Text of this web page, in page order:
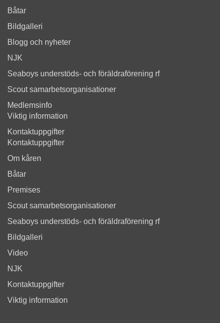
Båtar
Bildgalleri
Blogg och nyheter
NJK
Seaboys understöds- och föräldraförening rf
Scout samarbetsorganisationer
Medlemsinfo
Viktig information
Kontaktuppgifter
Kontaktuppgifter
Om kåren
Båtar
Premises
Scout samarbetsorganisationer
Seaboys understöds- och föräldraförening rf
Bildgalleri
Video
NJK
Kontaktuppgifter
Viktig information